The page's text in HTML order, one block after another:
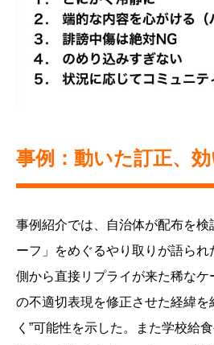
事例：動いた訂正、
事例紹介では、自治体が配布を検
ーフ」をめぐるやり取りが語られ
側から直接リプライが来た稀なケ
の不適切表現を修正させた経緯を
く”可能性を示した。また学校給